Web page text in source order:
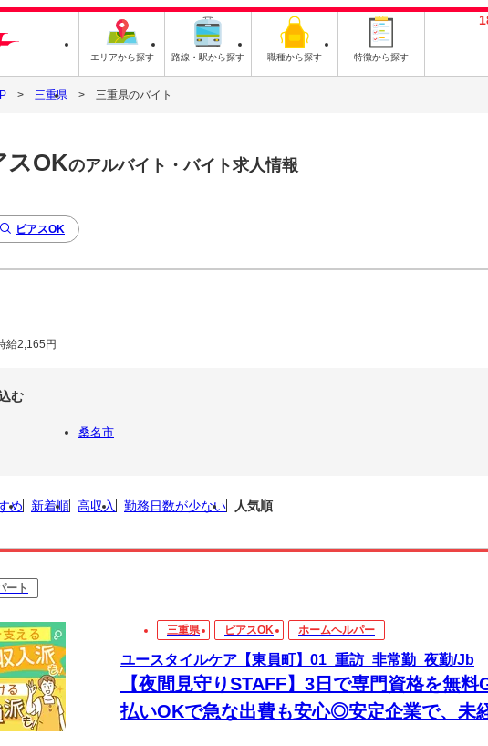
エリアから探す 路線・駅から探す 職種から探す 特徴から探す
三重県 三重県のバイト
スOKのアルバイト・バイト求人情報
ピアスOK
給2,165円
む
桑名市
め 新着順 高収入 勤務日数が少ない 人気順
ート
三重県 ピアスOK ホームヘルパー
ユースタイルケア【東員町】01_重訪_非常勤_夜勤/Jb
【夜間見守りSTAFF】3日で専門資格を無料
払いOKで急な出費も安心◎安定企業で、未